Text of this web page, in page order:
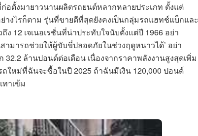
ตั้งมายาวนานผลิตรถยนต์หลากหลายประเภท ตั้งแต่
างไรก็ตาม รุ่นที่ขายดีที่สุดยังคงเป็นกลุ่มรถแฮทช์แบ็กและ
12 เจเนอเรชั่นที่น่าประทับใจนับตั้งแต่ปี 1966 อย่า
ามารถช่วยให้ผู้ขับขี่ปลอดภัยในช่วงฤดูหนาวได้’ อย่า
ล้านปอนด์ต่อเดือน เนื่องจากราคาพลังงานสูงสุดเพิ่ม
หม่ที่ฉันจะซื้อในปี 2025 ถ้าฉันมีเงิน 120,000 ปอนด์
าเข้ม